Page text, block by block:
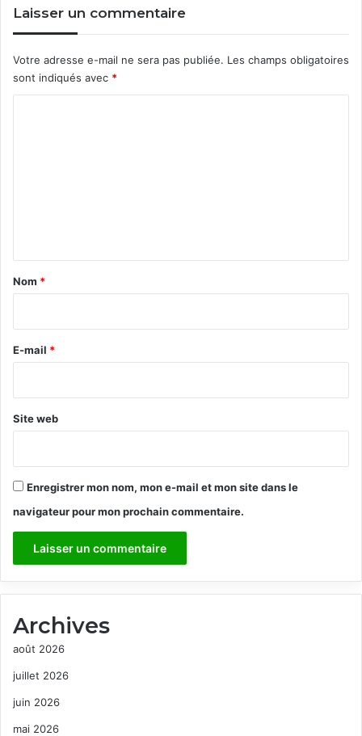
Laisser un commentaire
Votre adresse e-mail ne sera pas publiée. Les champs obligatoires
sont indiqués avec *
a
e
Nom *
E-mail *
Site web
Enregistrer mon nom, mon e-mail et mon site dans le
navigateur pour mon prochain commentaire.
Archives
août 2026
juillet 2026
juin 2026
mai 2026